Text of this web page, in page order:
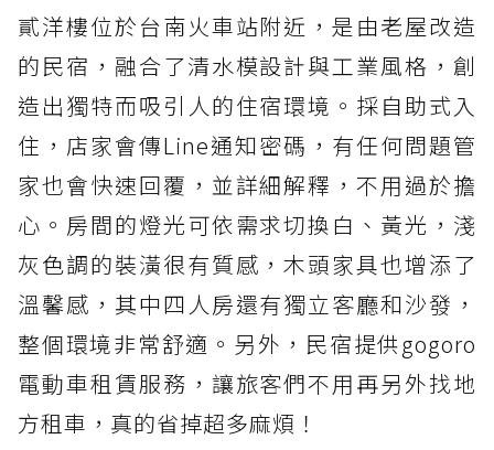
貳洋樓位於台南火車站附近，是由老屋改造
的民宿，融合了清水模設計與工業風格，創
造出獨特而吸引人的住宿環境。採自助式入
住，店家會傳Line通知密碼，有任何問題管
家也會快速回覆，並詳細解釋，不用過於擔
心。房間的燈光可依需求切換白、黃光，淺
灰色調的裝潢很有質感，木頭家具也增添了
溫馨感，其中四人房還有獨立客廳和沙發，
整個環境非常舒適。另外，民宿提供gogoro
電動車租賃服務，讓旅客們不用再另外找地
方租車，真的省掉超多麻煩！